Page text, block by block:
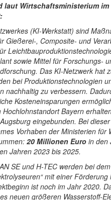
laut Wirtschaftsministerium
(KI-Werkstatt) sind
Gießerei-, Composite- und
sowie Mittel für Forschungs-
Das KI-Netzwerk hat
bei Produktionstechnologien
nachhaltig zu verbessern.
Kosteneinsparungen
Bayern
eingebunden. Bei
Vorhaben der Ministerien für
20 Millionen Euro in den
Jahren 2023 bis 2025.
SE und H-TEC werden bei
mit einer
ist noch im Jahr 2020.
neuen größeren Wasserstoff-